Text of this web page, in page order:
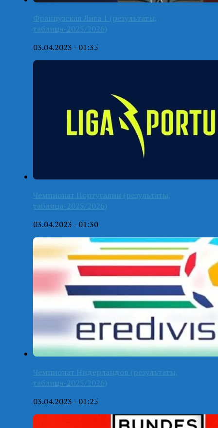
Французская Лига 1 (результаты,
таблица-2025/2026)
03.04.2023 - 01:35
Чемпионат Португалии (результаты,
таблица-2025/2026)
03.04.2023 - 01:30
Чемпионат Нидерландов (результаты,
таблица-2025/2026)
03.04.2023 - 01:25